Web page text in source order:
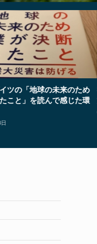
ツの「地球の未来のため
こと」を読んで感じた環